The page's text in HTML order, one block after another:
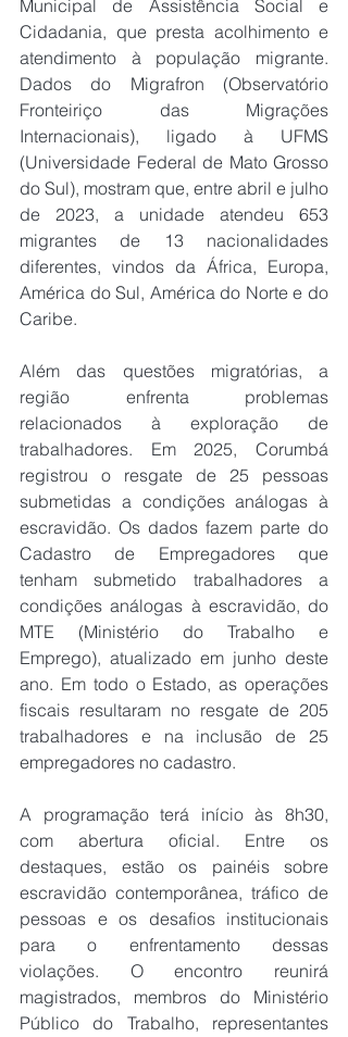
Municipal de Assistência Social e
Cidadania, que presta acolhimento e
atendimento à população migrante.
Dados do Migrafron (Observatório
Fronteiriço das Migrações
Internacionais), ligado à UFMS
(Universidade Federal de Mato Grosso
do Sul), mostram que, entre abril e julho
de 2023, a unidade atendeu 653
migrantes de 13 nacionalidades
diferentes, vindos da África, Europa,
América do Sul, América do Norte e do
Caribe.
Além das questões migratórias, a
região enfrenta problemas
relacionados à exploração de
trabalhadores. Em 2025, Corumbá
registrou o resgate de 25 pessoas
submetidas a condições análogas à
escravidão. Os dados fazem parte do
Cadastro de Empregadores que
tenham submetido trabalhadores a
condições análogas à escravidão, do
MTE (Ministério do Trabalho e
Emprego), atualizado em junho deste
ano. Em todo o Estado, as operações
fiscais resultaram no resgate de 205
trabalhadores e na inclusão de 25
empregadores no cadastro.
A programação terá início às 8h30,
com abertura oficial. Entre os
destaques, estão os painéis sobre
escravidão contemporânea, tráfico de
pessoas e os desafios institucionais
para o enfrentamento dessas
violações. O encontro reunirá
magistrados, membros do Ministério
Público do Trabalho, representantes